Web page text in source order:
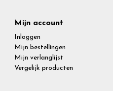
Mijn account
Inloggen
Mijn bestellingen
Mijn verlanglijst
Vergelijk producten